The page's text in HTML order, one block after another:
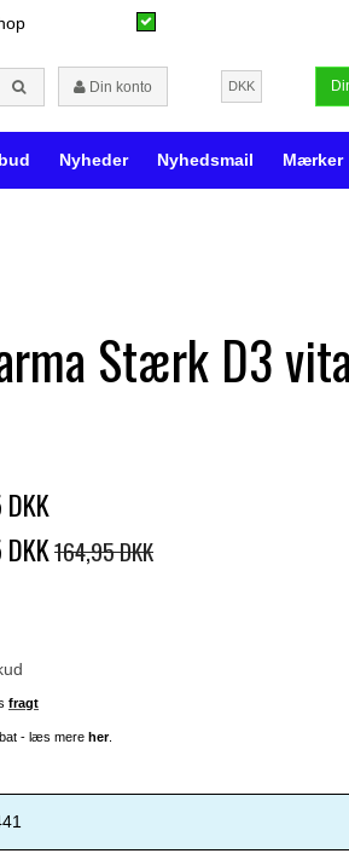
Din konto DKK
Nyheder Nyhedsmail Mærker
Stærk D3
164,95 DKK
fragt
- læs mere her.